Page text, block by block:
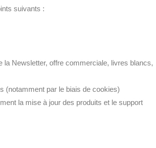
suivants :
la Newsletter, offre commerciale, livres blancs,
(notamment par le biais de cookies)
la mise à jour des produits et le support